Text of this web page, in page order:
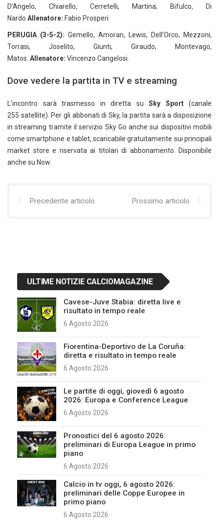
D’Angelo, Chiarello, Cerretelli, Martina; Bifulco, Di
Nardo Allenatore: Fabio Prosperi
PERUGIA (3-5-2): Gemello, Amoran, Lewis, Dell’Orco, Mezzoni,
Torrasi, Joselito, Giunti, Giraudo, Montevago,
Matos. Allenatore: Vincenzo Cangelosi.
Dove vedere la partita in TV e streaming
L’incontro sarà trasmesso in diretta su Sky Sport(canale
255 satellite). Per gli abbonati di Sky, la partita sarà a disposizione
in streaming tramite il servizio Sky Go anche sui dispositivi mobili
come smartphone e tablet, scaricabile gratuitamente sui principali
market store e riservata ai titolari di abbonamento. Disponibile
anche su Now.
Precedente articolo Prossimo articolo
ULTIME NOTIZIE CALCIOMAGAZINE
Cavese-Juve Stabia: diretta live e
risultato in tempo reale
6 Agosto 2026
Fiorentina-Deportivo de La Coruña:
diretta e risultato in tempo reale
6 Agosto 2026
Le partite di oggi, giovedì 6 agosto
2026: Europa e Conference League
6 Agosto 2026
Pronostici del 6 agosto 2026:
preliminari di Europa League in primo
piano
6 Agosto 2026
Calcio in tv oggi, 6 agosto 2026:
preliminari delle Coppe Europee in
primo piano
6 Agosto 2026